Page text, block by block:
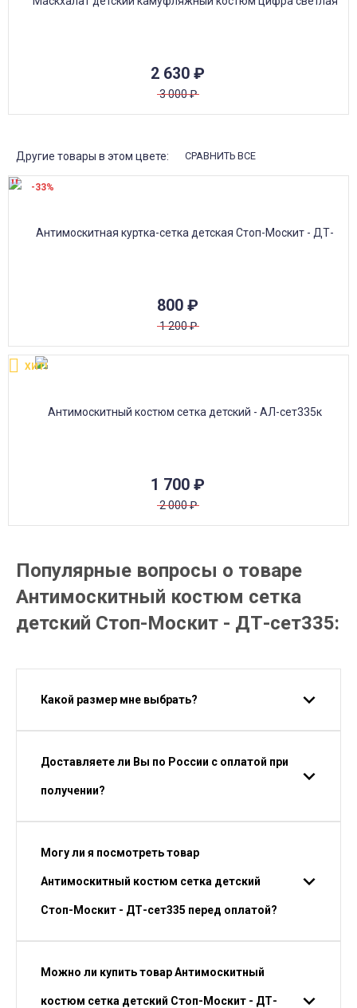
2 630 ₽
3 000₽
Другие товары в этом цвете: СРАВНИТЬ ВСЕ
800 ₽
1 200₽
-33%
1 700 ₽
2 000₽
ХИТ!
Популярные вопросы о товаре
Антимоскитный костюм сетка
детский Стоп-Москит - ДТ-сет335:
Какой размер мне выбрать?
Доставляете ли Вы по России с оплатой при
получении?
Могу ли я посмотреть товар
Антимоскитный костюм сетка детский
Стоп-Москит - ДТ-сет335 перед оплатой?
Можно ли купить товар Антимоскитный
костюм сетка детский Стоп-Москит - ДТ-